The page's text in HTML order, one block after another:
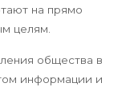
на прямо
целям.
общества в
информации и